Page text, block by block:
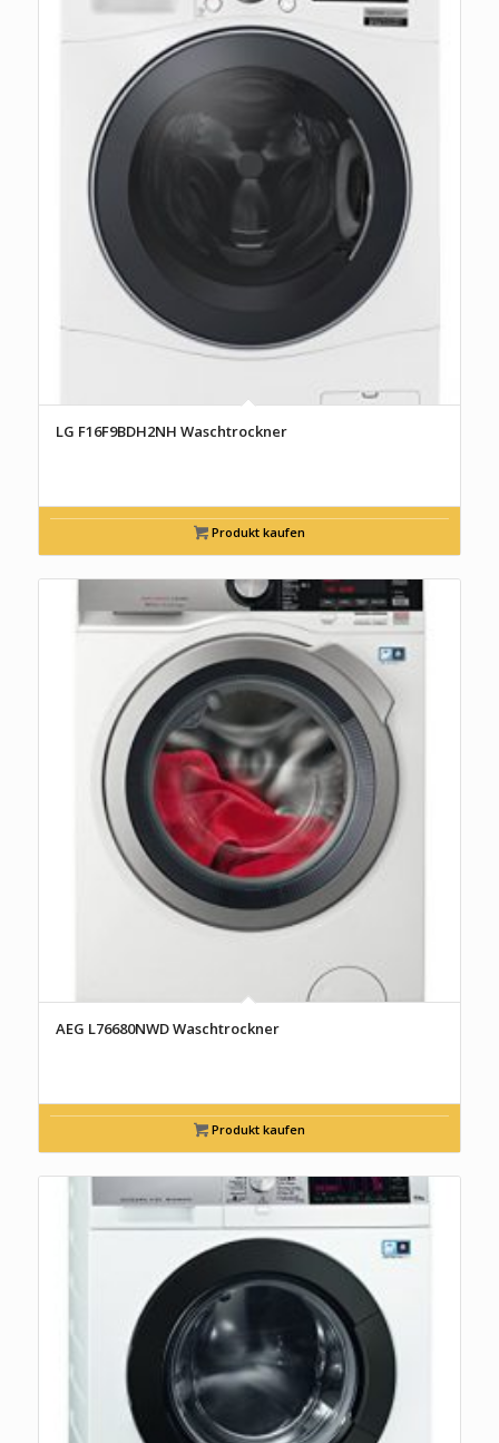
LG F16F9BDH2NH Waschtrockner
Produkt kaufen
AEG L76680NWD Waschtrockner
Produkt kaufen